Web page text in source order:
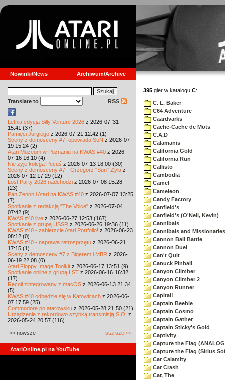
Nowinki/News Archiwum/Archive
Translate to RSS
Letnia edycja Silly Venture 2026 z 2026-07-31
15:41 (37)
Pamięci Jurgiego z 2026-07-21 12:42 (1)
Sceny z demosceny #7: opowiada SuN z 2026-07-
19 15:24 (2)
Atari Muzeum w Poznaniu na KWAS #40 z 2026-
07-16 16:10 (4)
Nie żyje kolega Pecuś z 2026-07-13 18:00 (30)
Sceny z demosceny #7 - Grzegorz "Sun" Żyła z
2026-07-12 17:29 (12)
Lost Party 2026 nadchodzi z 2026-07-08 15:28
(23)
Pan Zenon i Atari na KWAS #40 z 2026-07-07 13:25
(7)
Spotkanie z redakcją "The Voice" z 2026-07-04
07:42 (9)
KWAS #40 live z 2026-06-27 12:53 (167)
Spotkanie z grupą USSR z 2026-06-26 19:36 (11)
KWAS #40 - zabierzcie Atari Portfolio! z 2026-06-23
08:12 (0)
KWAS #40 - naprawa retrosprzętu z 2026-06-21
17:15 (1)
Sceny z demosceny #7 z Bigerem i MBR z 2026-
06-19 22:08 (0)
Atari Floppy Image Toolkit z 2026-06-17 13:51 (9)
Spotkanie online z grupą LST z 2026-06-16 16:32
(17)
Recoil zintegrowany z macOS z 2026-06-13 21:34
(5)
KWAS #40 odbędzie się w Katowicach z 2026-06-
07 17:59 (25)
Commodore po atarowsku z 2026-05-28 21:50 (21)
Urządzenie z rekordowo szybką transmisją SIO! z
2026-05-24 20:57 (116)
«« nowsze starsze »»
AtariOnline.pl na YouTube
395 gier w katalogu C:
C. L. Baker
C64 Adventure
Caardvarks
Cache-Cache de Mots
C.A.D
Calamanis
California Gold
California Run
Callisto
Cambodia
Camel
Cameleon
Candy Factory
Canfield's
Canfield's (O'Neil, Kevin)
Cannibals
Cannibals and Missionaries
Cannon Ball Battle
Cannon Duel
Can't Quit
Canuck Pinball
Canyon Climber
Canyon Climber 2
Canyon Runner
Capital!
Captain Beeble
Captain Cosmo
Captain Gather
Captain Sticky's Gold
Captivity
Capture the Flag
Capture the Flag (Sirius
Car Calamity
Car Crash
Car, The